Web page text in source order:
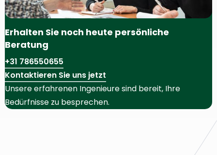
Erhalten Sie noch heute persönliche
Beratung
+31 786550655
Kontaktieren Sie uns jetzt
Unsere erfahrenen Ingenieure sind bereit, Ihre
Bedürfnisse zu besprechen.